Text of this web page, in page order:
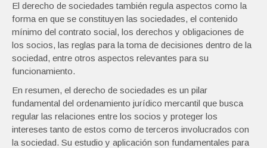
El derecho de sociedades también regula aspectos como la
forma en que se constituyen las sociedades, el contenido
mínimo del contrato social, los derechos y obligaciones de
los socios, las reglas para la toma de decisiones dentro de la
sociedad, entre otros aspectos relevantes para su
funcionamiento.
En resumen, el derecho de sociedades es un pilar
fundamental del ordenamiento jurídico mercantil que busca
regular las relaciones entre los socios y proteger los
intereses tanto de estos como de terceros involucrados con
la sociedad. Su estudio y aplicación son fundamentales para